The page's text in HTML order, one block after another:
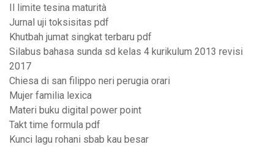
Il limite tesina maturità
Jurnal uji toksisitas pdf
Khutbah jumat singkat terbaru pdf
Silabus bahasa sunda sd kelas 4 kurikulum 2013 revisi
2017
Chiesa di san filippo neri perugia orari
Mujer familia lexica
Materi buku digital power point
Takt time formula pdf
Kunci lagu rohani sbab kau besar